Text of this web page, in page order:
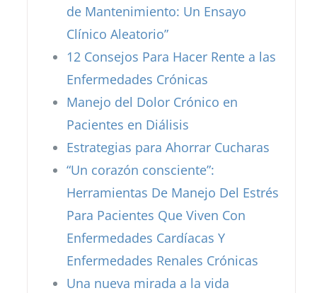
de Mantenimiento: Un Ensayo
Clínico Aleatorio”
12 Consejos Para Hacer Rente a las
Enfermedades Crónicas
Manejo del Dolor Crónico en
Pacientes en Diálisis
Estrategias para Ahorrar Cucharas
“Un corazón consciente”:
Herramientas De Manejo Del Estrés
Para Pacientes Que Viven Con
Enfermedades Cardíacas Y
Enfermedades Renales Crónicas
Una nueva mirada a la vida